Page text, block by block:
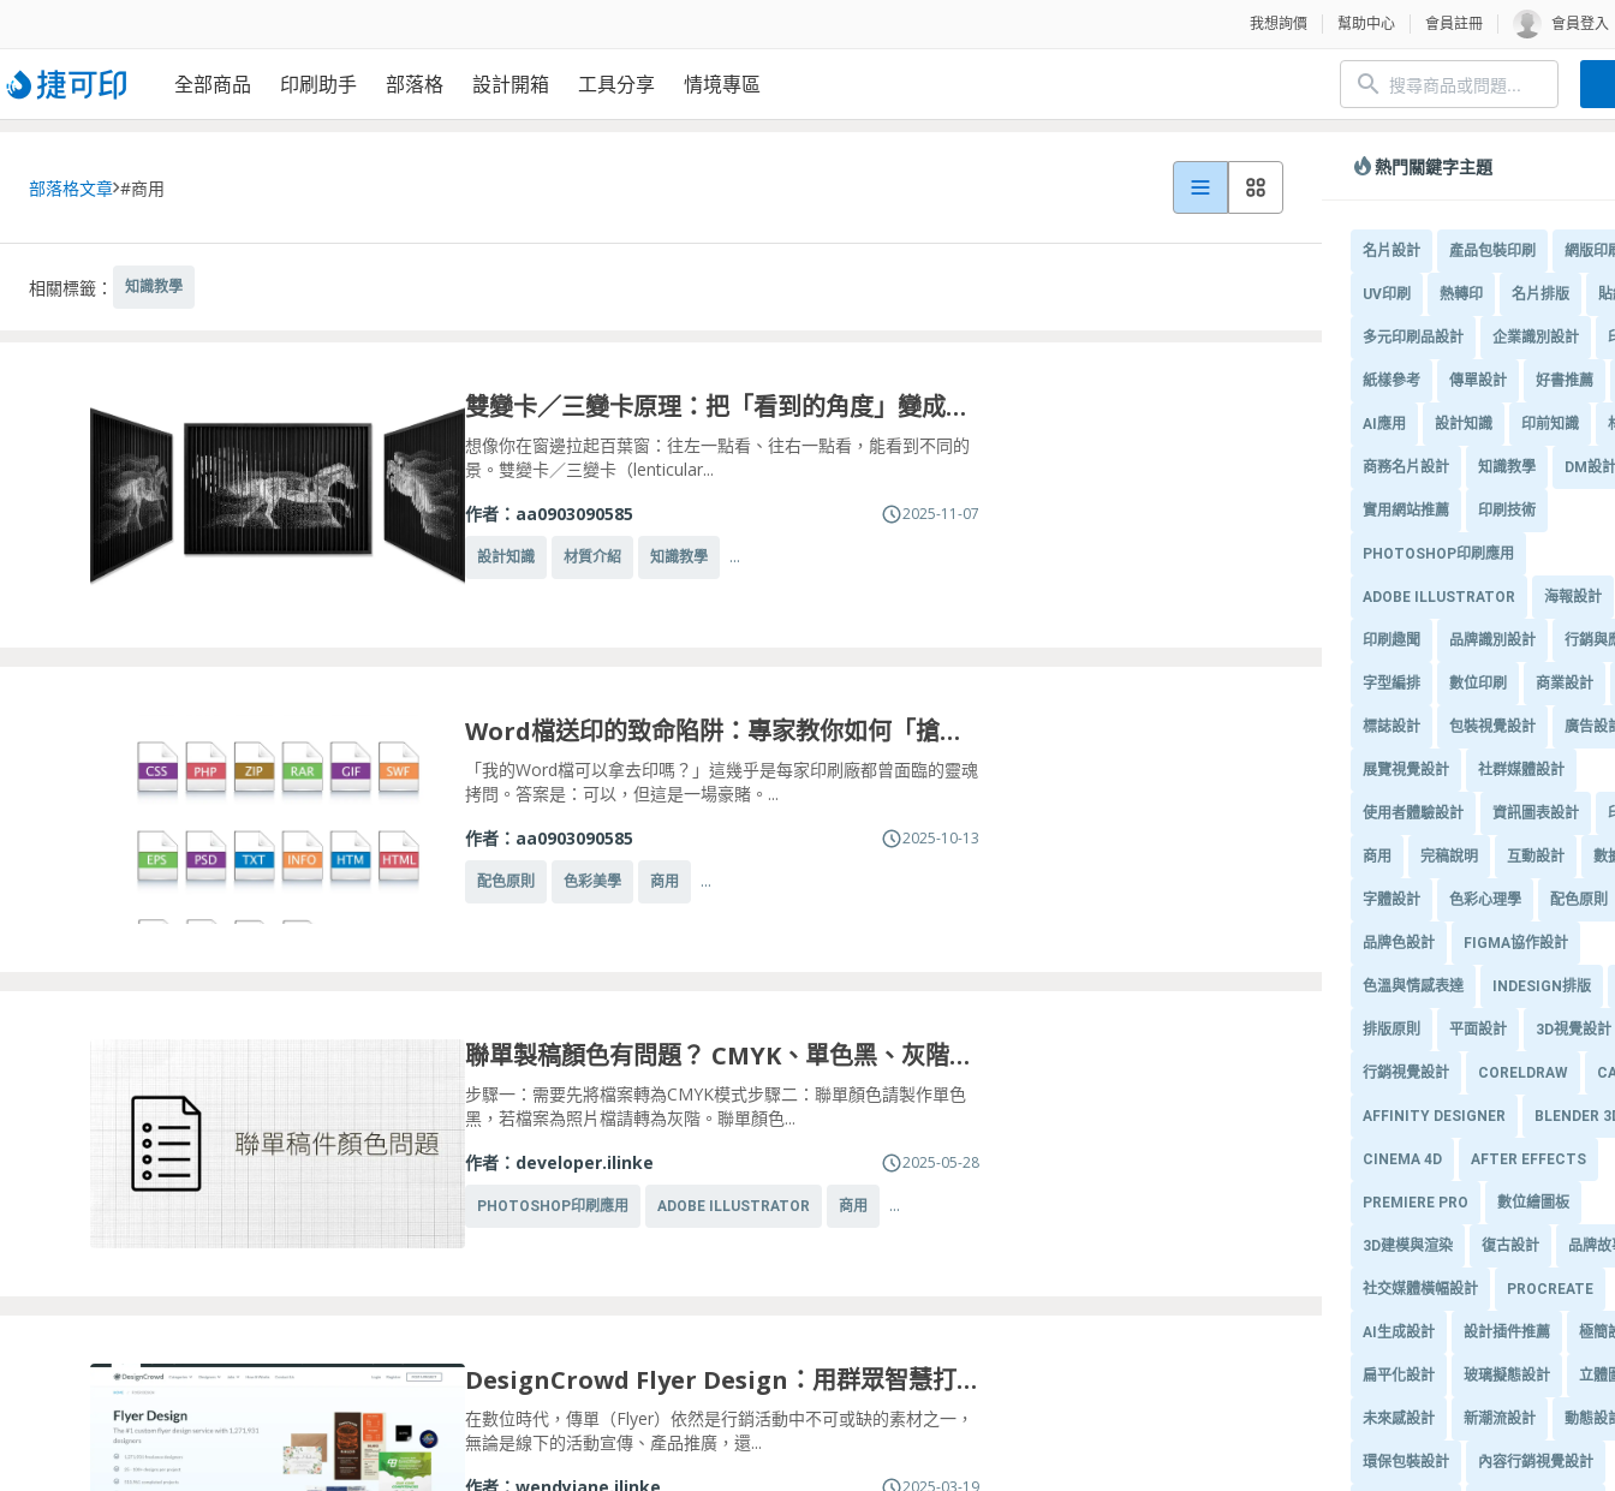
我想詢價 幫助中心 會員註冊 會員登入
全部商品 印刷助手 部落格 設計開箱 工具分享 情境專區
部落格文章 #商用
相關標籤： 知識教學
雙變卡／三變卡原理：把「看到的角度」變成魔術
想像你在窗邊拉起百葉窗：往左一點看、往右一點看，能看到不同的
景。雙變卡／三變卡（lenticular...
作者： aa0903090585 2025-11-07
設計知識 材質介紹 知識教學 ...
Word檔送印的致命陷阱：專家教你如何「搶救」你的辦公室文件，避免印刷災難
「我的Word檔可以拿去印嗎？」這幾乎是每家印刷廠都曾面臨的靈魂
拷問。答案是：可以，但這是一場豪賭。...
作者： aa0903090585 2025-10-13
配色原則 色彩美學 商用 ...
聯單製稿顏色有問題？ CMYK、單色黑、灰階圖片一次搞懂
步驟一：需要先將檔案轉為CMYK模式步驟二：聯單顏色請製作單色
黑，若檔案為照片檔請轉為灰階。聯單顏色...
作者： developer.ilinke 2025-05-28
PHOTOSHOP印刷應用 ADOBE ILLUSTRATOR 商用 ...
DesignCrowd Flyer Design：用群眾智慧打造高品質傳單設計
在數位時代，傳單（Flyer）依然是行銷活動中不可或缺的素材之一，
無論是線下的活動宣傳、產品推廣，還...
2025-03-19
熱門關鍵字主題
名片設計 產品包裝印刷 網版印
UV印刷 熱轉印 名片排版
多元印刷品設計 企業識別設計
紙樣參考 傳單設計 好書推薦
AI應用 設計知識 印前知識
商務名片設計 知識教學 DM設計
實用網站推薦 印刷技術
PHOTOSHOP印刷應用
ADOBE ILLUSTRATOR 海報設計
印刷趣聞 品牌識別設計 行銷與
字型編排 數位印刷 商業設計
標誌設計 包裝視覺設計 廣告設
展覽視覺設計 社群媒體設計
使用者體驗設計 資訊圖表設計
商用 完稿說明 互動設計 數
字體設計 色彩心理學 配色原則
品牌色設計 FIGMA協作設計
色溫與情感表達 INDESIGN排版
排版原則 平面設計 3D視覺設計
行銷視覺設計 CORELDRAW
AFFINITY DESIGNER BLENDER
CINEMA 4D AFTER EFFECTS
PREMIERE PRO 數位繪圖板
3D建模與渲染 復古設計 品牌
社交媒體橫幅設計 PROCREATE
AI生成設計 設計插件推薦 極簡
扁平化設計 玻璃擬態設計 立體
未來感設計 新潮流設計 動態設
環保包裝設計 內容行銷視覺設計